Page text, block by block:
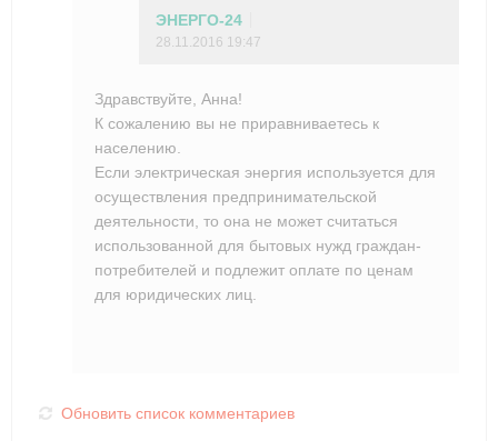
ЭНЕРГО-24
28.11.2016 19:47
Здравствуйте, Анна!
К сожалению вы не приравниваетесь к
населению.
Если электрическая энергия используется для
осуществления предпринимательской
деятельности, то она не может считаться
использованной для бытовых нужд граждан-
потребителей и подлежит оплате по ценам
для юридических лиц.
Обновить список комментариев